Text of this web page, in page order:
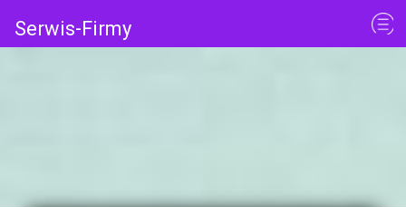
Serwis-Firmy